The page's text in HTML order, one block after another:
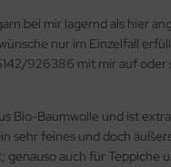
bei mir lagernd als hier
nur im Einzelfall
926386 mit mir auf oder
Bio-Baumwolle und ist
sehr feines und doch
auch für Teppiche